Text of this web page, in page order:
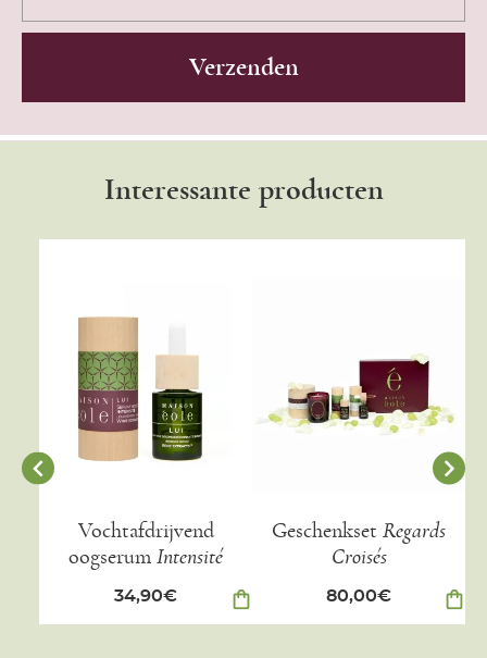
Interessante producten
Vochtafdrijvend
oogserum Intensité
34,90€ shopping_bag
Geschenkset Regards
Croisés
80,00€ shopping_bag